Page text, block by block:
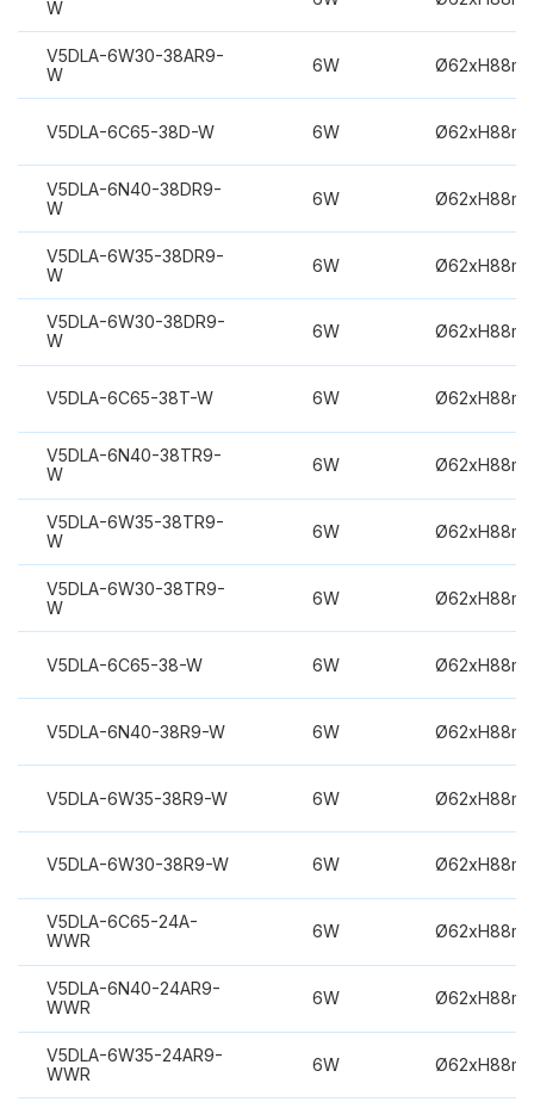
W
V5DLA-6W30-38AR9-
W
6W
V5DLA-6C65-38D-W 6W
V5DLA-6N40-38DR9-
W
6W
V5DLA-6W35-38DR9-
W
6W
V5DLA-6W30-38DR9-
W
6W
V5DLA-6C65-38T-W 6W
V5DLA-6N40-38TR9-
W
6W
V5DLA-6W35-38TR9-
W
6W
V5DLA-6W30-38TR9-
W
6W
V5DLA-6C65-38-W 6W
V5DLA-6N40-38R9-W 6W
V5DLA-6W35-38R9-W 6W
V5DLA-6W30-38R9-W 6W
V5DLA-6C65-24A-
WWR
6W
V5DLA-6N40-24AR9-
WWR
6W
V5DLA-6W35-24AR9-
WWR
6W